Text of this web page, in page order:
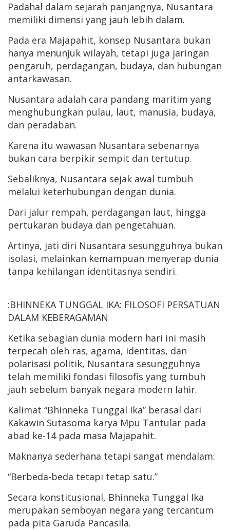
Padahal dalam sejarah panjangnya, Nusantara
memiliki dimensi yang jauh lebih dalam.
Pada era Majapahit, konsep Nusantara bukan
hanya menunjuk wilayah, tetapi juga jaringan
pengaruh, perdagangan, budaya, dan hubungan
antarkawasan.
Nusantara adalah cara pandang maritim yang
menghubungkan pulau, laut, manusia, budaya,
dan peradaban.
Karena itu wawasan Nusantara sebenarnya
bukan cara berpikir sempit dan tertutup.
Sebaliknya, Nusantara sejak awal tumbuh
melalui keterhubungan dengan dunia.
Dari jalur rempah, perdagangan laut, hingga
pertukaran budaya dan pengetahuan.
Artinya, jati diri Nusantara sesungguhnya bukan
isolasi, melainkan kemampuan menyerap dunia
tanpa kehilangan identitasnya sendiri.
:BHINNEKA TUNGGAL IKA: FILOSOFI PERSATUAN
DALAM KEBERAGAMAN
Ketika sebagian dunia modern hari ini masih
terpecah oleh ras, agama, identitas, dan
polarisasi politik, Nusantara sesungguhnya
telah memiliki fondasi filosofis yang tumbuh
jauh sebelum banyak negara modern lahir.
Kalimat “Bhinneka Tunggal Ika” berasal dari
Kakawin Sutasoma karya Mpu Tantular pada
abad ke-14 pada masa Majapahit.
Maknanya sederhana tetapi sangat mendalam:
“Berbeda-beda tetapi tetap satu.”
Secara konstitusional, Bhinneka Tunggal Ika
merupakan semboyan negara yang tercantum
pada pita Garuda Pancasila.